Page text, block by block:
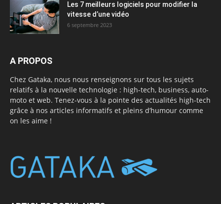
Les 7 meilleurs logiciels pour modifier la
vitesse d’une vidéo
6 septembre 2023
A PROPOS
Chez Gataka, nous nous renseignons sur tous les sujets
relatifs à la nouvelle technologie : high-tech, business, auto-
moto et web. Tenez-vous à la pointe des actualités high-tech
grâce à nos articles informatifs et pleins d’humour comme
on les aime !